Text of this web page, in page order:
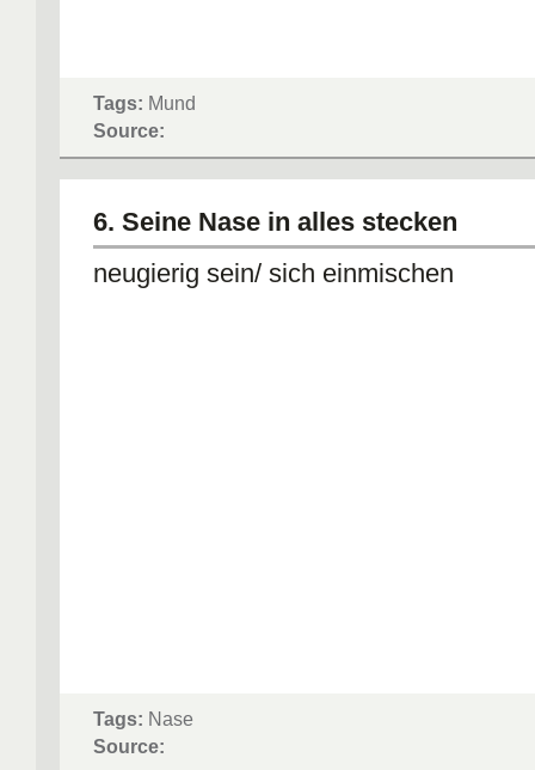
Tags: Mund
Source:
6. Seine Nase in alles stecken
neugierig sein/ sich einmischen
Tags: Nase
Source: